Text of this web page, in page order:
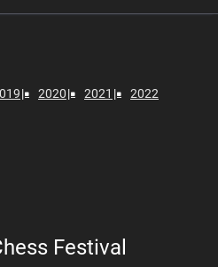
2020 2021 2022
Festival